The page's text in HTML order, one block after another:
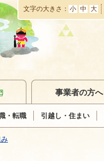
本
文
へ
移
動
文字の大きさ 小 中 大
・転職 引越し・住まい
事業者の方へ